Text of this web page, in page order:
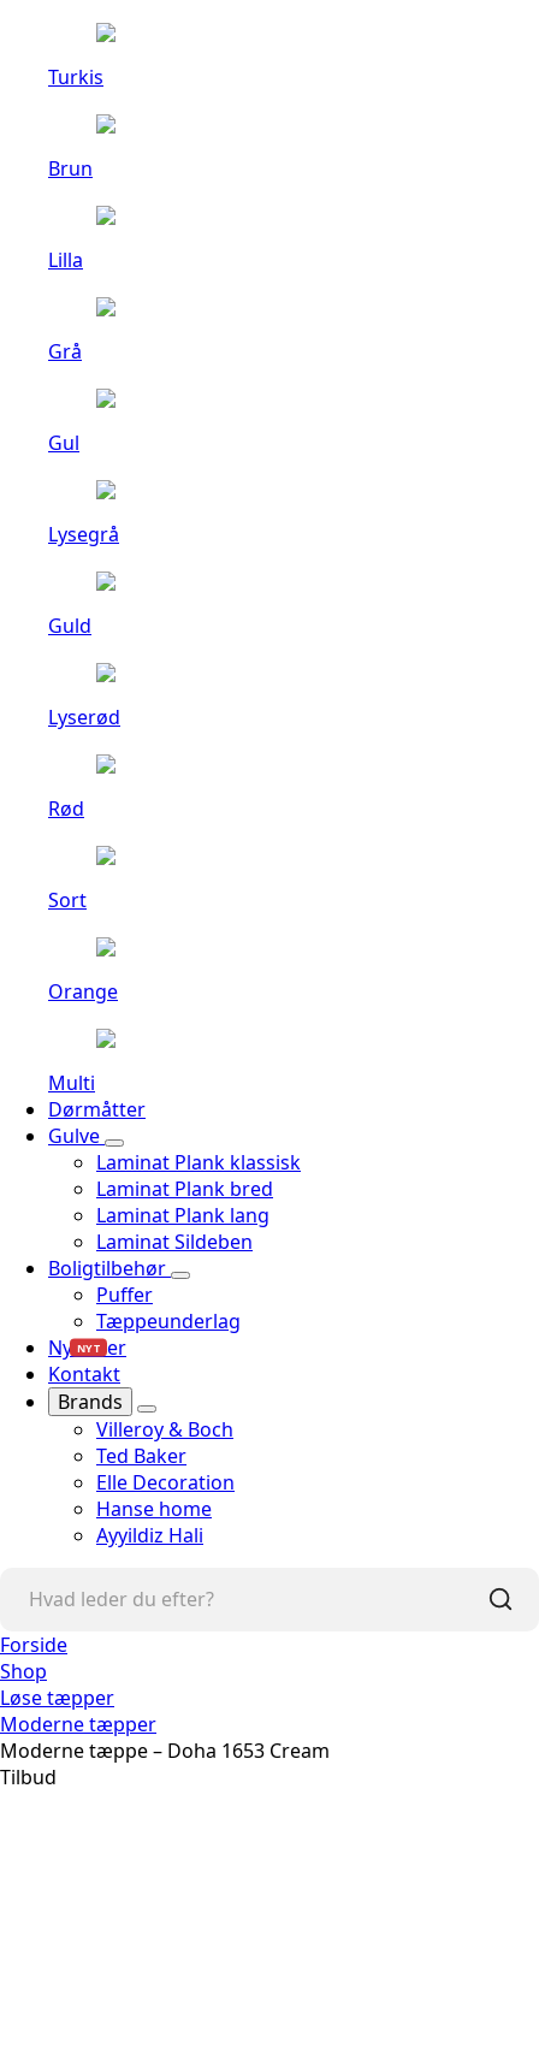
Turkis
Brun
Lilla
Grå
Gul
Lysegrå
Guld
Lyserød
Rød
Sort
Orange
Multi
Dørmåtter
Gulve
Laminat Plank klassisk
Laminat Plank bred
Laminat Plank lang
Laminat Sildeben
Boligtilbehør
Puffer
Tæppeunderlag
Nyheder
NYT
Kontakt
Brands
Villeroy & Boch
Ted Baker
Elle Decoration
Hanse home
Ayyildiz Hali
Forside
Shop
Løse tæpper
Moderne tæpper
Moderne tæppe – Doha 1653 Cream
Tilbud